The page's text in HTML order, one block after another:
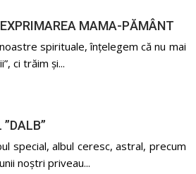
MAMA-PĂMÂNT
spirituale, înțelegem că nu mai
ci trăim și...
”DALB”
special, albul ceresc, astral, precum
noștri priveau...